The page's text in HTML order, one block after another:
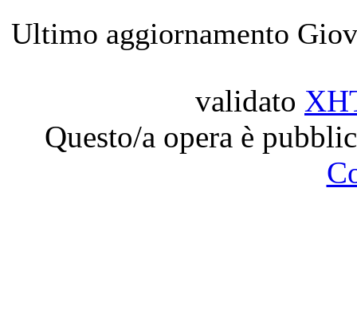
Ultimo aggiornamento
validato
Questo/a opera è